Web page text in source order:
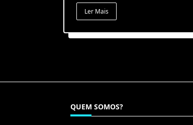
Ler Mais
QUEM SOMOS?